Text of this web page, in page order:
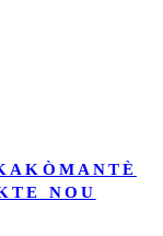
KÒMANTÈ
NOU